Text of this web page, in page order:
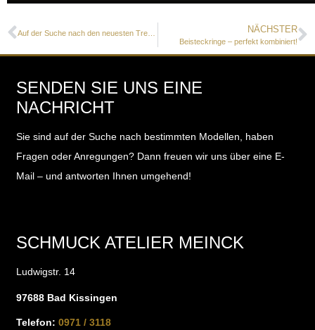
Auf der Suche nach den neuesten Trends… NÄCHSTER
Beisteckringe – perfekt kombiniert!
SENDEN SIE UNS EINE
NACHRICHT
Sie sind auf der Suche nach bestimmten Modellen, haben
Fragen oder Anregungen? Dann freuen wir uns über eine E-
Mail – und antworten Ihnen umgehend!
SCHMUCK ATELIER MEINCK
Ludwigstr. 14
97688 Bad Kissingen
Telefon: 0971 / 3118